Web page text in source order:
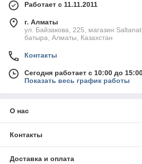
Работает с 11.11.2011
г. Алматы
ул. Байзакова, 225, магазин
батыра, Алматы, Казахстан
Контакты
Сегодня работает с 10:00 до
Показать весь график работы
О нас
Контакты
Доставка и оплата